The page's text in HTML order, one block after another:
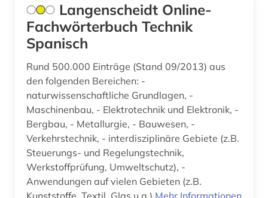
markscheidekunde (1)
maschinenbau (16)
materialwissenschaft (1)
mathematik (3)
medizin (23)
medizintechnik (2)
mehrsprachig&gt (1)
Langenscheidt Online-
Fachwörterbuch Technik
Spanisch
Rund 500.000 Einträge (Stand 09/2013) aus
den folgenden Bereichen: -
naturwissenschaftliche Grundlagen, -
Maschinenbau, - Elektrotechnik und Elektronik, -
Bergbau, - Metallurgie, - Bauwesen, -
Verkehrstechnik, - interdisziplinäre Gebiete (z.B.
Steuerungs- und Regelungstechnik,
Werkstoffprüfung, Umweltschutz), -
Anwendungen auf vielen Gebieten (z.B.